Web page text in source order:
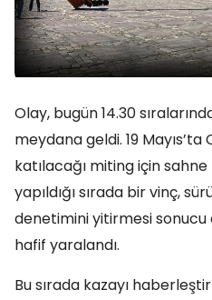
Olay, bugün 14.30
meydana geldi. 19 Mayıs’ta
katılacağı miting için
yapıldığı sırada bir vinç,
denetimini yitirmesi sonucu
hafif yaralandı.
Bu sırada kazayı